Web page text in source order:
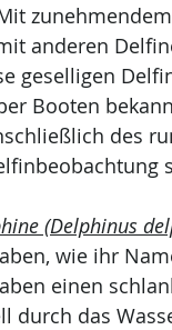
anderen
geselligen
Booten
des
(Delphinus
wie ihr
einen
durch das